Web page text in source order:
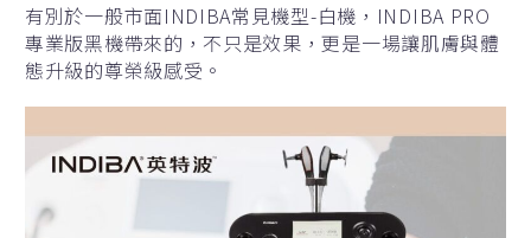
有別於一般市面INDIBA常見機型-白機，INDIBA PRO
專業版黑機帶來的，不只是效果，更是一場讓肌膚與體
態升級的尊榮級感受。